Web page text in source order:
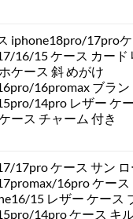
iphone18pro/17pro
16/15 ケース カード
ケース 斜 めがけ
16promax ブラン
14pro レザー ケ
ース チャーム 付き
17pro ケース サン
16pro ケース
15 レザー ケース
14pro ケース キ